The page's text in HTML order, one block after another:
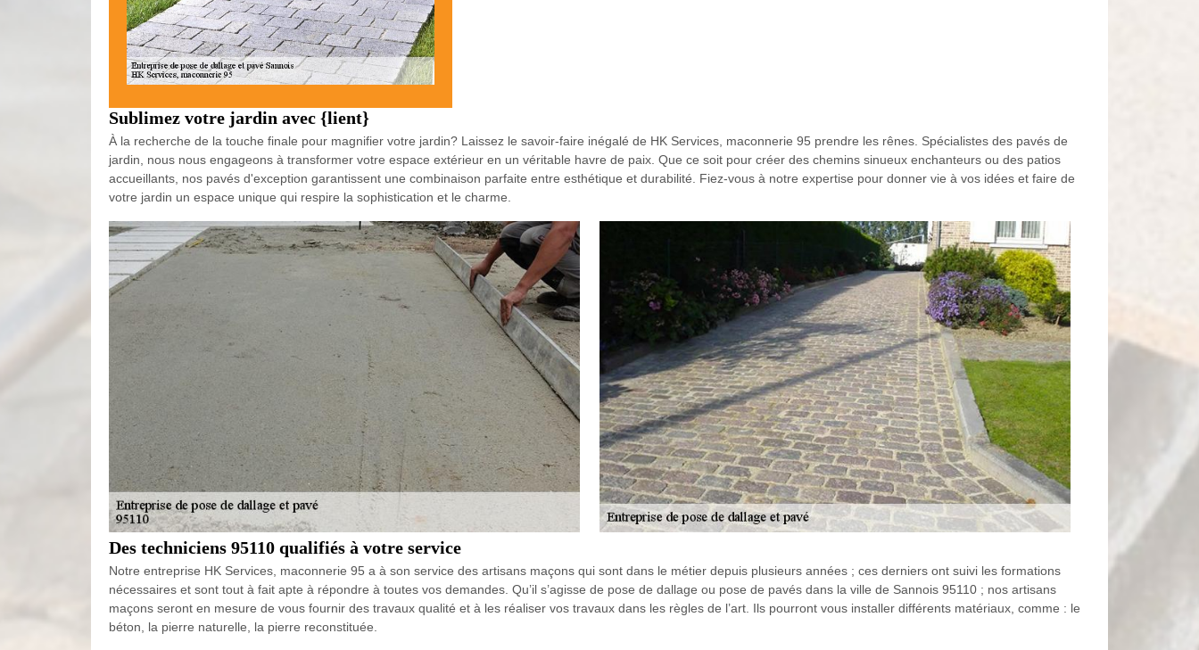
Sublimez votre jardin avec {lient}
À la recherche de la touche finale pour magnifier votre jardin? Laissez le savoir-faire inégalé de HK Services, maconnerie 95 prendre les rênes. Spécialistes des pavés de
jardin, nous nous engageons à transformer votre espace extérieur en un véritable havre de paix. Que ce soit pour créer des chemins sinueux enchanteurs ou des patios
accueillants, nos pavés d'exception garantissent une combinaison parfaite entre esthétique et durabilité. Fiez-vous à notre expertise pour donner vie à vos idées et faire de
votre jardin un espace unique qui respire la sophistication et le charme.
Des techniciens 95110 qualifiés à votre service
Notre entreprise HK Services, maconnerie 95 a à son service des artisans maçons qui sont dans le métier depuis plusieurs années ; ces derniers ont suivi les formations
nécessaires et sont tout à fait apte à répondre à toutes vos demandes. Qu’il s’agisse de pose de dallage ou pose de pavés dans la ville de Sannois 95110 ; nos artisans
maçons seront en mesure de vous fournir des travaux qualité et à les réaliser vos travaux dans les règles de l’art. Ils pourront vous installer différents matériaux, comme : le
béton, la pierre naturelle, la pierre reconstituée.